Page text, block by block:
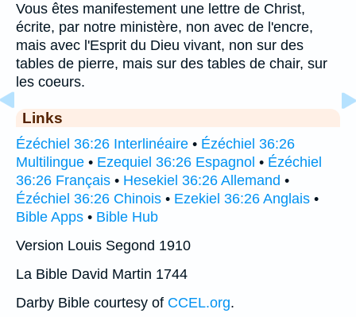
Vous êtes manifestement une lettre de Christ,
écrite, par notre ministère, non avec de l'encre,
mais avec l'Esprit du Dieu vivant, non sur des
tables de pierre, mais sur des tables de chair, sur
les coeurs.
Links
Ézéchiel 36:26 Interlinéaire • Ézéchiel 36:26
Multilingue • Ezequiel 36:26 Espagnol • Ézéchiel
36:26 Français • Hesekiel 36:26 Allemand •
Ézéchiel 36:26 Chinois • Ezekiel 36:26 Anglais •
Bible Apps • Bible Hub
Version Louis Segond 1910
La Bible David Martin 1744
Darby Bible courtesy of CCEL.org.